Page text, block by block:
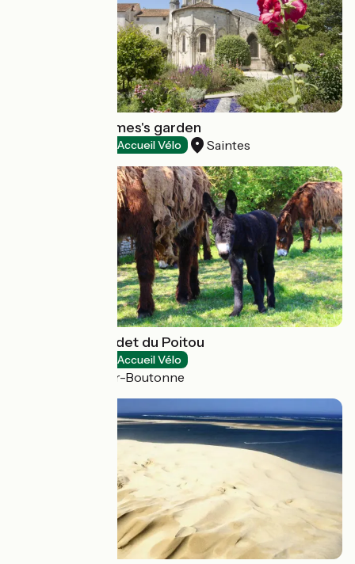
Abbaye aux Dames's garden
Accueil Vélo Saintes
Asinerie du Baudet du Poitou
Accueil Vélo
Dampierre-sur-Boutonne